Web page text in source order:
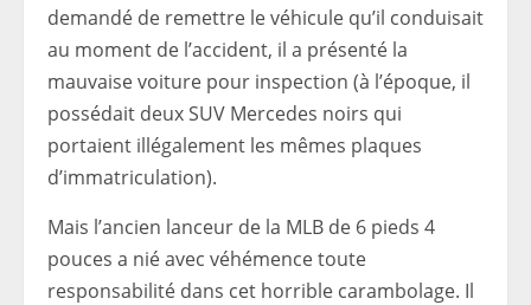
demandé de remettre le véhicule qu’il conduisait
au moment de l’accident, il a présenté la
mauvaise voiture pour inspection (à l’époque, il
possédait deux SUV Mercedes noirs qui
portaient illégalement les mêmes plaques
d’immatriculation).
Mais l’ancien lanceur de la MLB de 6 pieds 4
pouces a nié avec véhémence toute
responsabilité dans cet horrible carambolage. Il